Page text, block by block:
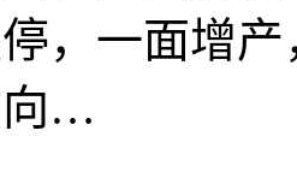
，一面增
向…